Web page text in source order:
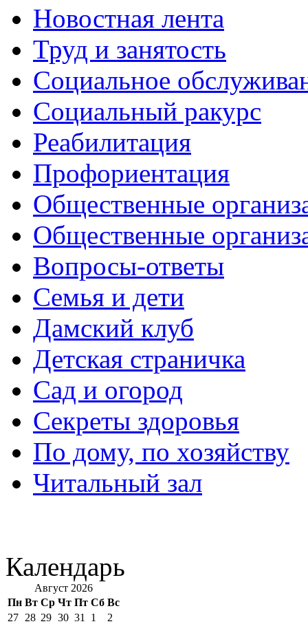
Новостная лента
Труд и занятость
Социальное
Социальный ракурс
Реабилитация
Профориентация
Общественные
Общественные
Вопросы-ответы
Семья и дети
Дамский клуб
Детская страничка
Сад и огород
Секреты здоровья
По дому, по хозяйству
Читальный зал
Календарь
Август 2026
Пн Вт Ср Чт Пт Сб Вс
27 28 29 30 31 1
2